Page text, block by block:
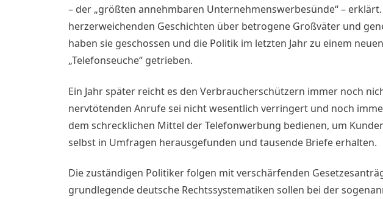
– der „größten annehmbaren Unternehmenswerbesünde“ –
herzerweichenden Geschichten über betrogene Großväter und
haben sie geschossen und die Politik im letzten Jahr zu einem
„Telefonseuche“ getrieben.
Ein Jahr später reicht es den Verbraucherschützern immer noch
nervtötenden Anrufe sei nicht wesentlich verringert und noch
dem schrecklichen Mittel der Telefonwerbung bedienen, um
selbst in Umfragen herausgefunden und tausende Briefe erhalten.
Die zuständigen Politiker folgen mit verschärfenden
grundlegende deutsche Rechtssystematiken sollen bei der